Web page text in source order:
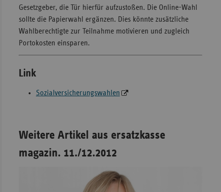
Gesetzgeber, die Tür hierfür aufzustoßen. Die Online-Wahl
sollte die Papierwahl ergänzen. Dies könnte zusätzliche
Wahlberechtigte zur Teilnahme motivieren und zugleich
Portokosten einsparen.
Link
Sozialversicherungswahlen
Weitere Artikel aus ersatzkasse
magazin. 11./12.2012